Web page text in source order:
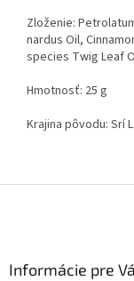
Zloženie:
nardus Oil,
species Twig Leaf
Hmotnosť: 25 g
Krajina pôvodu: Srí
Informácie pre